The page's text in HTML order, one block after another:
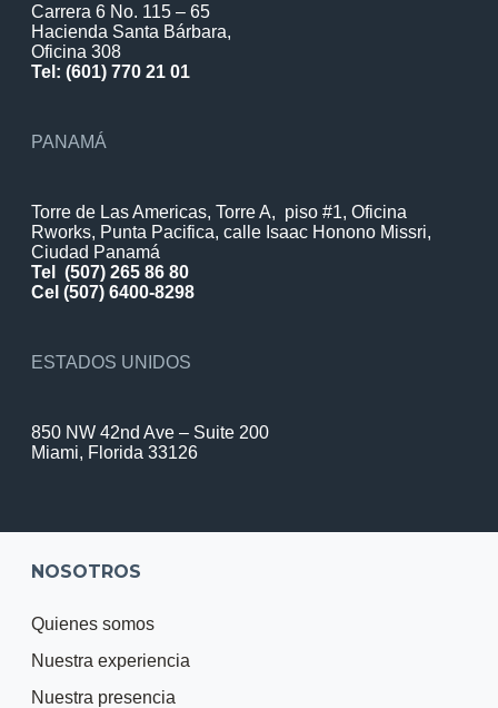
Carrera 6 No. 115 – 65
Hacienda Santa Bárbara,
Oficina 308
Tel: (601) 770 21 01
PANAMÁ
Torre de Las Americas, Torre A, piso #1, Oficina
Rworks, Punta Pacifica, calle Isaac Honono Missri,
Ciudad Panamá
Tel
(507) 265 86 80
Cel (507) 6400-8298
ESTADOS UNIDOS
850 NW 42nd Ave – Suite 200
Miami, Florida 33126
NOSOTROS
Quienes somos
Nuestra experiencia
Nuestra presencia